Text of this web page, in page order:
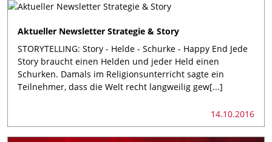
Aktueller Newsletter Strategie & Story
STORYTELLING: Story - Helde - Schurke - Happy End Jede
Story braucht einen Helden und jeder Held einen
Schurken. Damals im Religionsunterricht sagte ein
Teilnehmer, dass die Welt recht langweilig gew[...]
14.10.2016